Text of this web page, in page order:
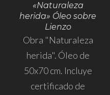
«Naturaleza
herida» Óleo sobre
Lienzo
Obra "Naturaleza
herida". Óleo de
50x70 cm. Incluye
certificado de